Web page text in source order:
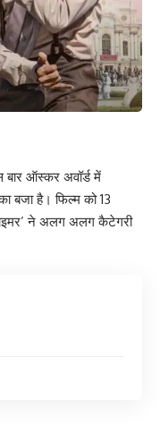
बार ऑस्कर अवॉर्ड में
बजा है। फिल्म को 13
ने अलग अलग कैटेगरी